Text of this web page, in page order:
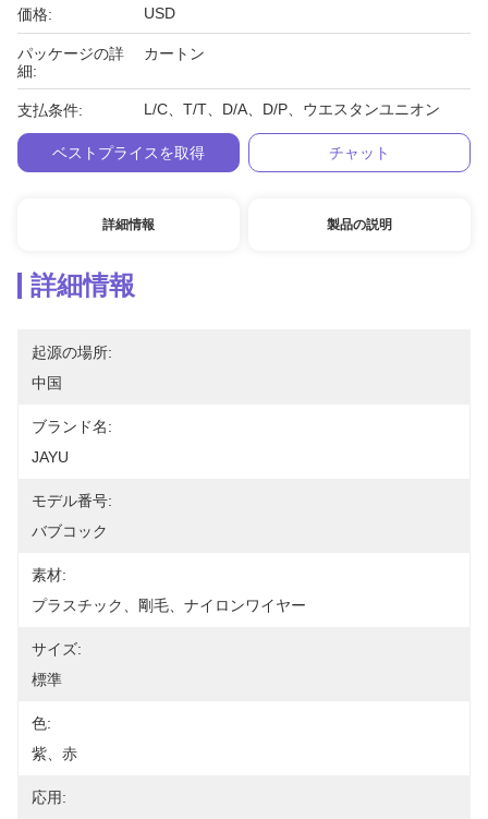
価格: USD
パッケージの詳
細:
カートン
支払条件: L/C、T/T、D/A、D/P、ウエスタンユニオン
ベストプライスを取得 チャット
詳細情報 製品の説明
詳細情報
起源の場所:
中国
ブランド名:
JAYU
モデル番号:
バブコック
素材:
プラスチック、剛毛、ナイロンワイヤー
サイズ:
標準
色:
紫、赤
応用: